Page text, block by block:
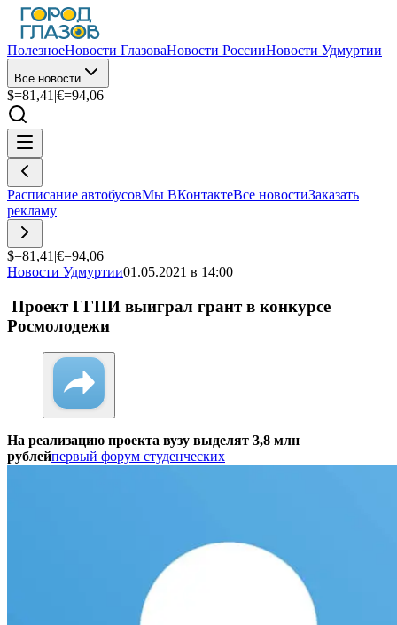
ПолезноеНовости ГлазоваНовости РоссииНовости Удмуртии
Все новости
$=81,41 |€=94,06
Расписание автобусовМы ВКонтактеВсе новостиЗаказать
рекламу
$=81,41 |€=94,06
Новости Удмуртии01.05.2021 в 14:00
Проект ГГПИ выиграл грант в конкурсе
Росмолодежи
На реализацию проекта вузу выделят 3,8 млн
рублейпервый форум студенческих